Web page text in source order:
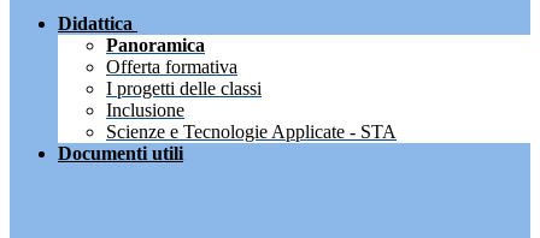
Didattica
Panoramica
Offerta formativa
I progetti delle classi
Inclusione
Scienze e Tecnologie Applicate - STA
Documenti utili